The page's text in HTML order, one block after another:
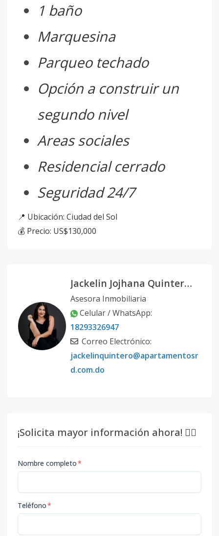
1 baño
Marquesina
Parqueo techado
Opción a construir un
segundo nivel
Areas sociales
Residencial cerrado
Seguridad 24/7
📍 Ubicación: Ciudad del Sol
💰 Precio: US$130,000
Jackelin Jojhana Quintero Betancourt
Asesora Inmobiliaria
Celular / WhatsApp:
18293326947
Correo Electrónico:
jackelinquintero@apartamentosr
d.com.do
¡Solicita mayor información ahora! 👇🏽
Nombre completo*
Teléfono*